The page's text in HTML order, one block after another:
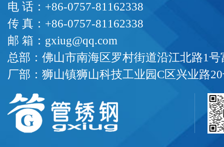
电 话：+86-0757-81162338
传 真：+86-0757-81162338
邮 箱：gxiug@qq.com
总部：佛山市南海区罗村街道沿江北路1号
厂部：狮山镇狮山科技工业园C区兴业路